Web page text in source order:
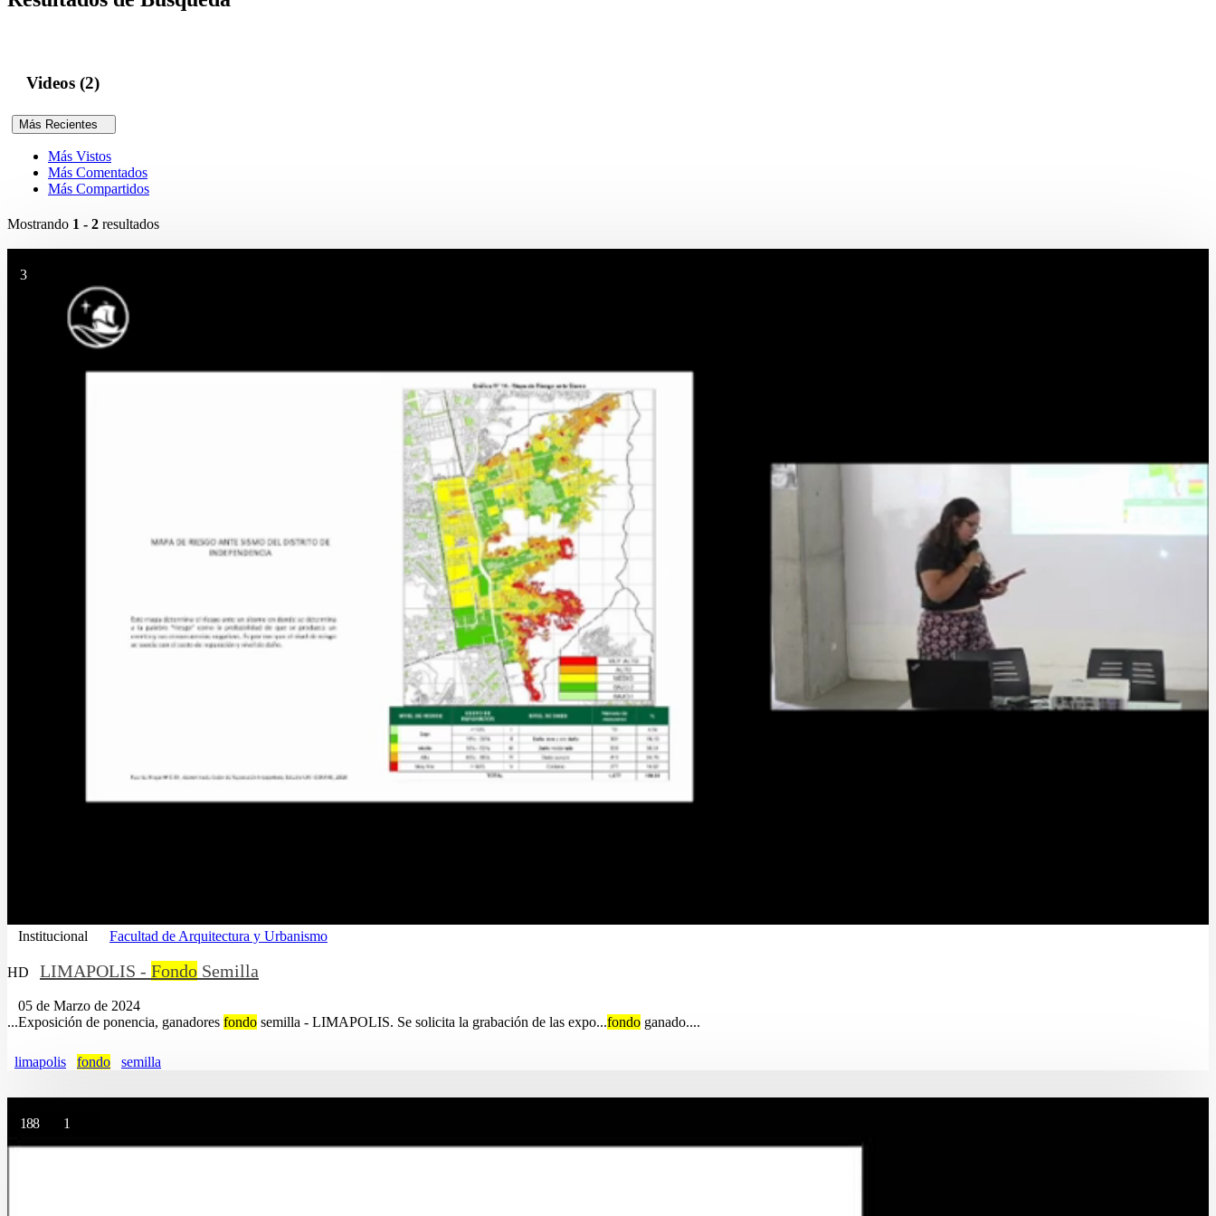
Videos (2)
Más Recientes
Más Vistos
Más Comentados
Más Compartidos
Mostrando 1 - 2 resultados
3
Institucional Facultad de Arquitectura y Urbanismo
HD LIMAPOLIS - Fondo Semilla
05 de Marzo de 2024
...Exposición de ponencia, ganadores fondo semilla - LIMAPOLIS. Se solicita la grabación de las expo...fondo ganado....
limapolis fondo semilla
188 1